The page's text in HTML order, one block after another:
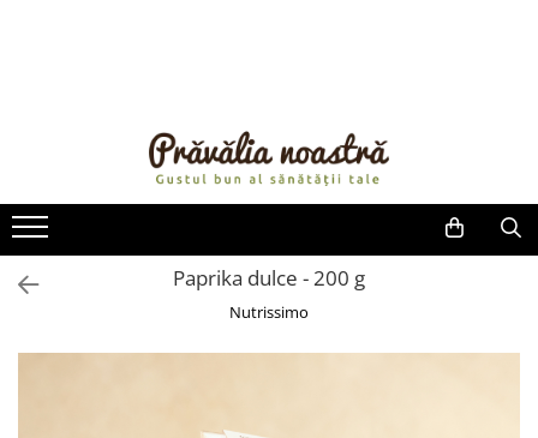
ULEIURI ȘI UNTURI
MĂSLINE
FRUCTE DESHIDRATATE
FRUCTE LA CONSERVĂ
Paprika dulce - 200 g
Nutrissimo